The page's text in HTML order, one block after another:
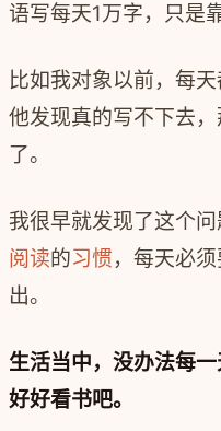
语写每天1万字，只是
比如我对象以前，每
他发现真的写不下去
了。
我很早就发现了这个
阅读的习惯，每天必
出。
生活当中，没办法每
好好看书吧。